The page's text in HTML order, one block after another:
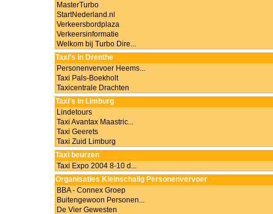
MasterTurbo
StartNederland.nl
Verkeersbordplaza
Verkeersinformatie
Welkom bij Turbo Dire...
Taxi's in Drenthe
Personenvervoer Heems...
Taxi Pals-Boekholt
Taxicentrale Drachten
Taxi's in Limburg
Lindetours
Taxi Avantax Maastric...
Taxi Geerets
Taxi Zuid Limburg
Taxi beurzen
Taxi Expo 2004 8-10 d...
Organisaties Kleinschalig Personenvervoer
BBA - Connex Groep
Buitengewoon Personen...
De Vier Gewesten